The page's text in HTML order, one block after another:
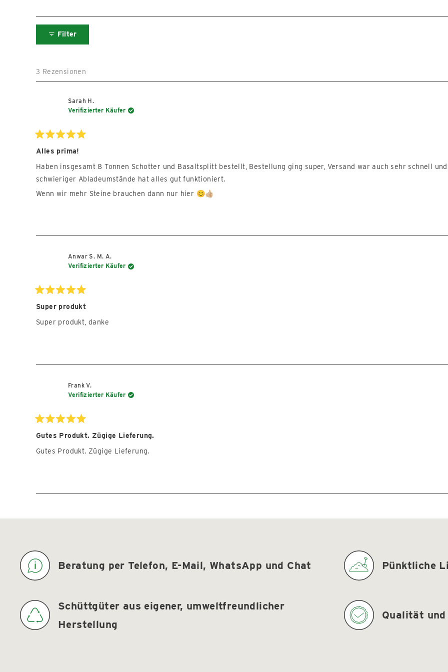
Filter
3 Rezensionen
Sarah H.
Verifizierter Käufer
5
von
5
Sternen
bewertet
Alles prima!
Haben insgesamt 8 Tonnen Schotter und Basaltsplitt bestellt, Bestellung ging super, Versand war auch sehr schnell
schwieriger Abladeumstände hat alles gut funktioniert.
Wenn wir mehr Steine brauchen dann nur hier 😊👍🏼
Anwar S. M. A.
Verifizierter Käufer
5
von
5
Sternen
Super produkt
Super produkt, danke
Frank V.
Verifizierter Käufer
5
5
Sternen
Gutes Produkt. Zügige Lieferung.
Gutes Produkt. Zügige Lieferung.
Beratung per Telefon, E-Mail, WhatsApp und Chat Pünktliche
Schüttgüter aus eigener, umweltfreundlicher
Herstellung
Qualität